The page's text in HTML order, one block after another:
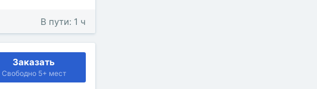
В пути: 1 ч
Заказать
Свободно 5+ мест